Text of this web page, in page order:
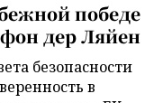
победе
дер Ляйен
безопасности
в